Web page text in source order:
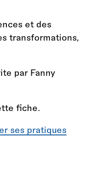
et des
transformations,
par Fanny
fiche.
ses pratiques